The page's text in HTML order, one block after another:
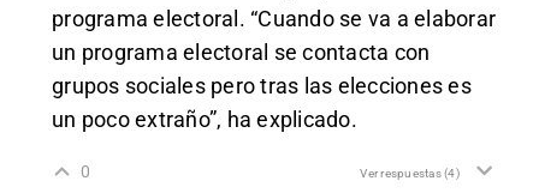
programa electoral. “Cuando se va a elaborar
un programa electoral se contacta con
grupos sociales pero tras las elecciones es
un poco extraño”, ha explicado.
0 Ver respuestas(4)